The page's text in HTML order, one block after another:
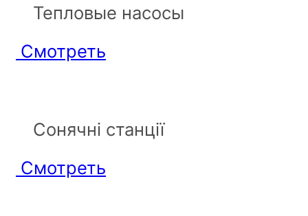
Тепловые насосы
Смотреть
Сонячні станції
Смотреть